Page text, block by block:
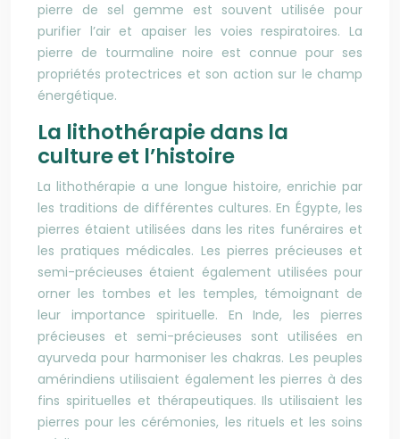
pierre de sel gemme est souvent utilisée pour
purifier l’air et apaiser les voies respiratoires. La
pierre de tourmaline noire est connue pour ses
propriétés protectrices et son action sur le champ
énergétique.
La lithothérapie dans la
culture et l’histoire
La lithothérapie a une longue histoire, enrichie par
les traditions de différentes cultures. En Égypte, les
pierres étaient utilisées dans les rites funéraires et
les pratiques médicales. Les pierres précieuses et
semi-précieuses étaient également utilisées pour
orner les tombes et les temples, témoignant de
leur importance spirituelle. En Inde, les pierres
précieuses et semi-précieuses sont utilisées en
ayurveda pour harmoniser les chakras. Les peuples
amérindiens utilisaient également les pierres à des
fins spirituelles et thérapeutiques. Ils utilisaient les
pierres pour les cérémonies, les rituels et les soins